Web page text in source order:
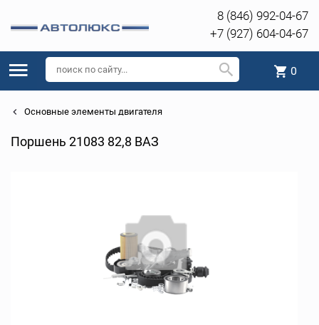
8 (846) 992-04-67
+7 (927) 604-04-67
0
Основные элементы двигателя
Поршень 21083 82,8 ВАЗ